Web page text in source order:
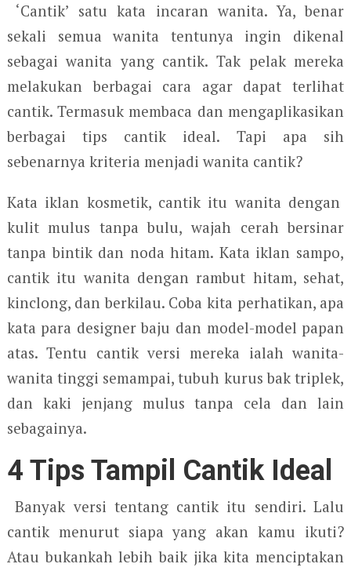
‘Cantik’ satu kata incaran wanita. Ya, benar
sekali semua wanita tentunya ingin dikenal
sebagai wanita yang cantik. Tak pelak mereka
melakukan berbagai cara agar dapat terlihat
cantik. Termasuk membaca dan mengaplikasikan
berbagai tips cantik ideal. Tapi apa sih
sebenarnya kriteria menjadi wanita cantik?
Kata iklan kosmetik, cantik itu wanita dengan
kulit mulus tanpa bulu, wajah cerah bersinar
tanpa bintik dan noda hitam. Kata iklan sampo,
cantik itu wanita dengan rambut hitam, sehat,
kinclong, dan berkilau. Coba kita perhatikan, apa
kata para designer baju dan model-model papan
atas. Tentu cantik versi mereka ialah wanita-
wanita tinggi semampai, tubuh kurus bak triplek,
dan kaki jenjang mulus tanpa cela dan lain
sebagainya.
4 Tips Tampil Cantik Ideal
Banyak versi tentang cantik itu sendiri. Lalu
cantik menurut siapa yang akan kamu ikuti?
Atau bukankah lebih baik jika kita menciptakan